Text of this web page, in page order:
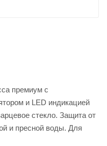
премиум с
и LED индикацией
стекло. Защита от
и пресной воды. Для